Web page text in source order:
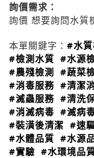
詢價需求：
詢價 想要詢問水質
本單關鍵字： #水
#檢測水質 #水源
#農殘檢測
#蔬菜
#消毒服務 #清潔
#滅蟲服務 #清洗
#消滅病毒 #滅病
#裝潢後清潔 #速
#水體品質 #水源
#實驗 #水環境品